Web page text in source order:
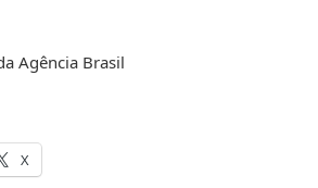
Agência Brasil
X